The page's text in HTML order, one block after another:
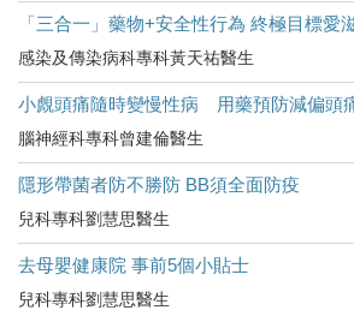
「三合一」藥物+安全性行為 終極目標愛
感染及傳染病科專科黃天祐醫生
小覤頭痛隨時變慢性病 用藥預防減偏頭
腦神經科專科曾建倫醫生
隱形帶菌者防不勝防 BB須全面防疫
兒科專科劉慧思醫生
去母嬰健康院 事前5個小貼士
兒科專科劉慧思醫生